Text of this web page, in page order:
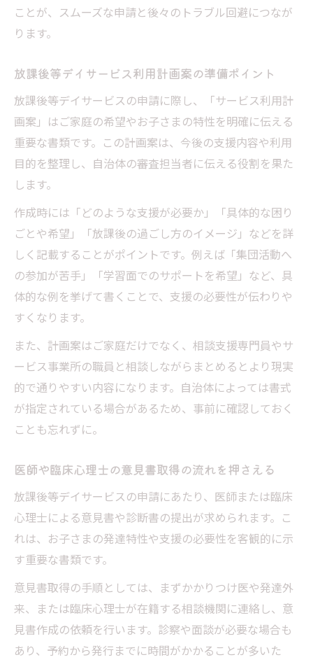
ことが、スムーズな申請と後々のトラブル回避につなが
ります。
放課後等デイサービス利用計画案の準備ポイント
放課後等デイサービスの申請に際し、「サービス利用計
画案」はご家庭の希望やお子さまの特性を明確に伝える
重要な書類です。この計画案は、今後の支援内容や利用
目的を整理し、自治体の審査担当者に伝える役割を果た
します。
作成時には「どのような支援が必要か」「具体的な困り
ごとや希望」「放課後の過ごし方のイメージ」などを詳
しく記載することがポイントです。例えば「集団活動へ
の参加が苦手」「学習面でのサポートを希望」など、具
体的な例を挙げて書くことで、支援の必要性が伝わりや
すくなります。
また、計画案はご家庭だけでなく、相談支援専門員やサ
ービス事業所の職員と相談しながらまとめるとより現実
的で通りやすい内容になります。自治体によっては書式
が指定されている場合があるため、事前に確認しておく
ことも忘れずに。
医師や臨床心理士の意見書取得の流れを押さえる
放課後等デイサービスの申請にあたり、医師または臨床
心理士による意見書や診断書の提出が求められます。こ
れは、お子さまの発達特性や支援の必要性を客観的に示
す重要な書類です。
意見書取得の手順としては、まずかかりつけ医や発達外
来、または臨床心理士が在籍する相談機関に連絡し、意
見書作成の依頼を行います。診察や面談が必要な場合も
あり、予約から発行までに時間がかかることが多いた